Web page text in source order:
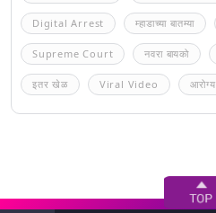
Digital Arrest म्हाडाच्या बातम्या
Supreme Court नवरा बायको
इतर खेळ Viral Video आरोग्य